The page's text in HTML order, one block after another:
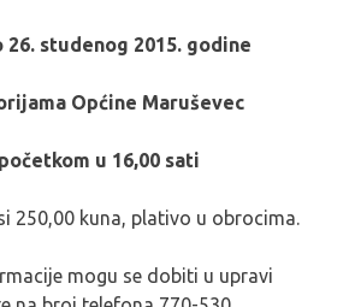
26. studenog 2015. godine
Općine Maruševec
u 16,00 sati
250,00 kuna, plativo u obrocima.
mogu se dobiti u upravi